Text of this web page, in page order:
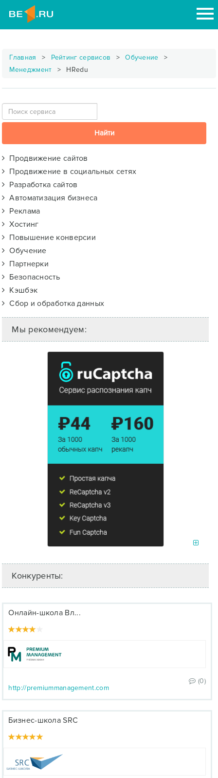
Главная Рейтинг сервисов
Обучение
Менеджмент
HRedu
Продвижение сайтов
Продвижение в социальных сетях
Разработка сайтов
Автоматизация бизнеса
Реклама
Хостинг
Повышение конверсии
Обучение
Партнерки
Безопасность
Кэшбэк
Сбор и обработка данных
Мы рекомендуем:
Конкуренты:
Онлайн-школа Вл...
(0)
http://premiummanagement.com
Бизнес-школа SRC